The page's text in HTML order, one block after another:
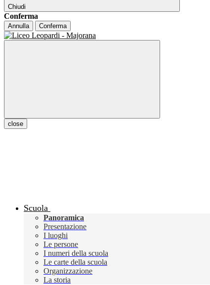
Chiudi
Conferma
Annulla Conferma
close
Scuola
Panoramica
Presentazione
I luoghi
Le persone
I numeri della scuola
Le carte della scuola
Organizzazione
La storia